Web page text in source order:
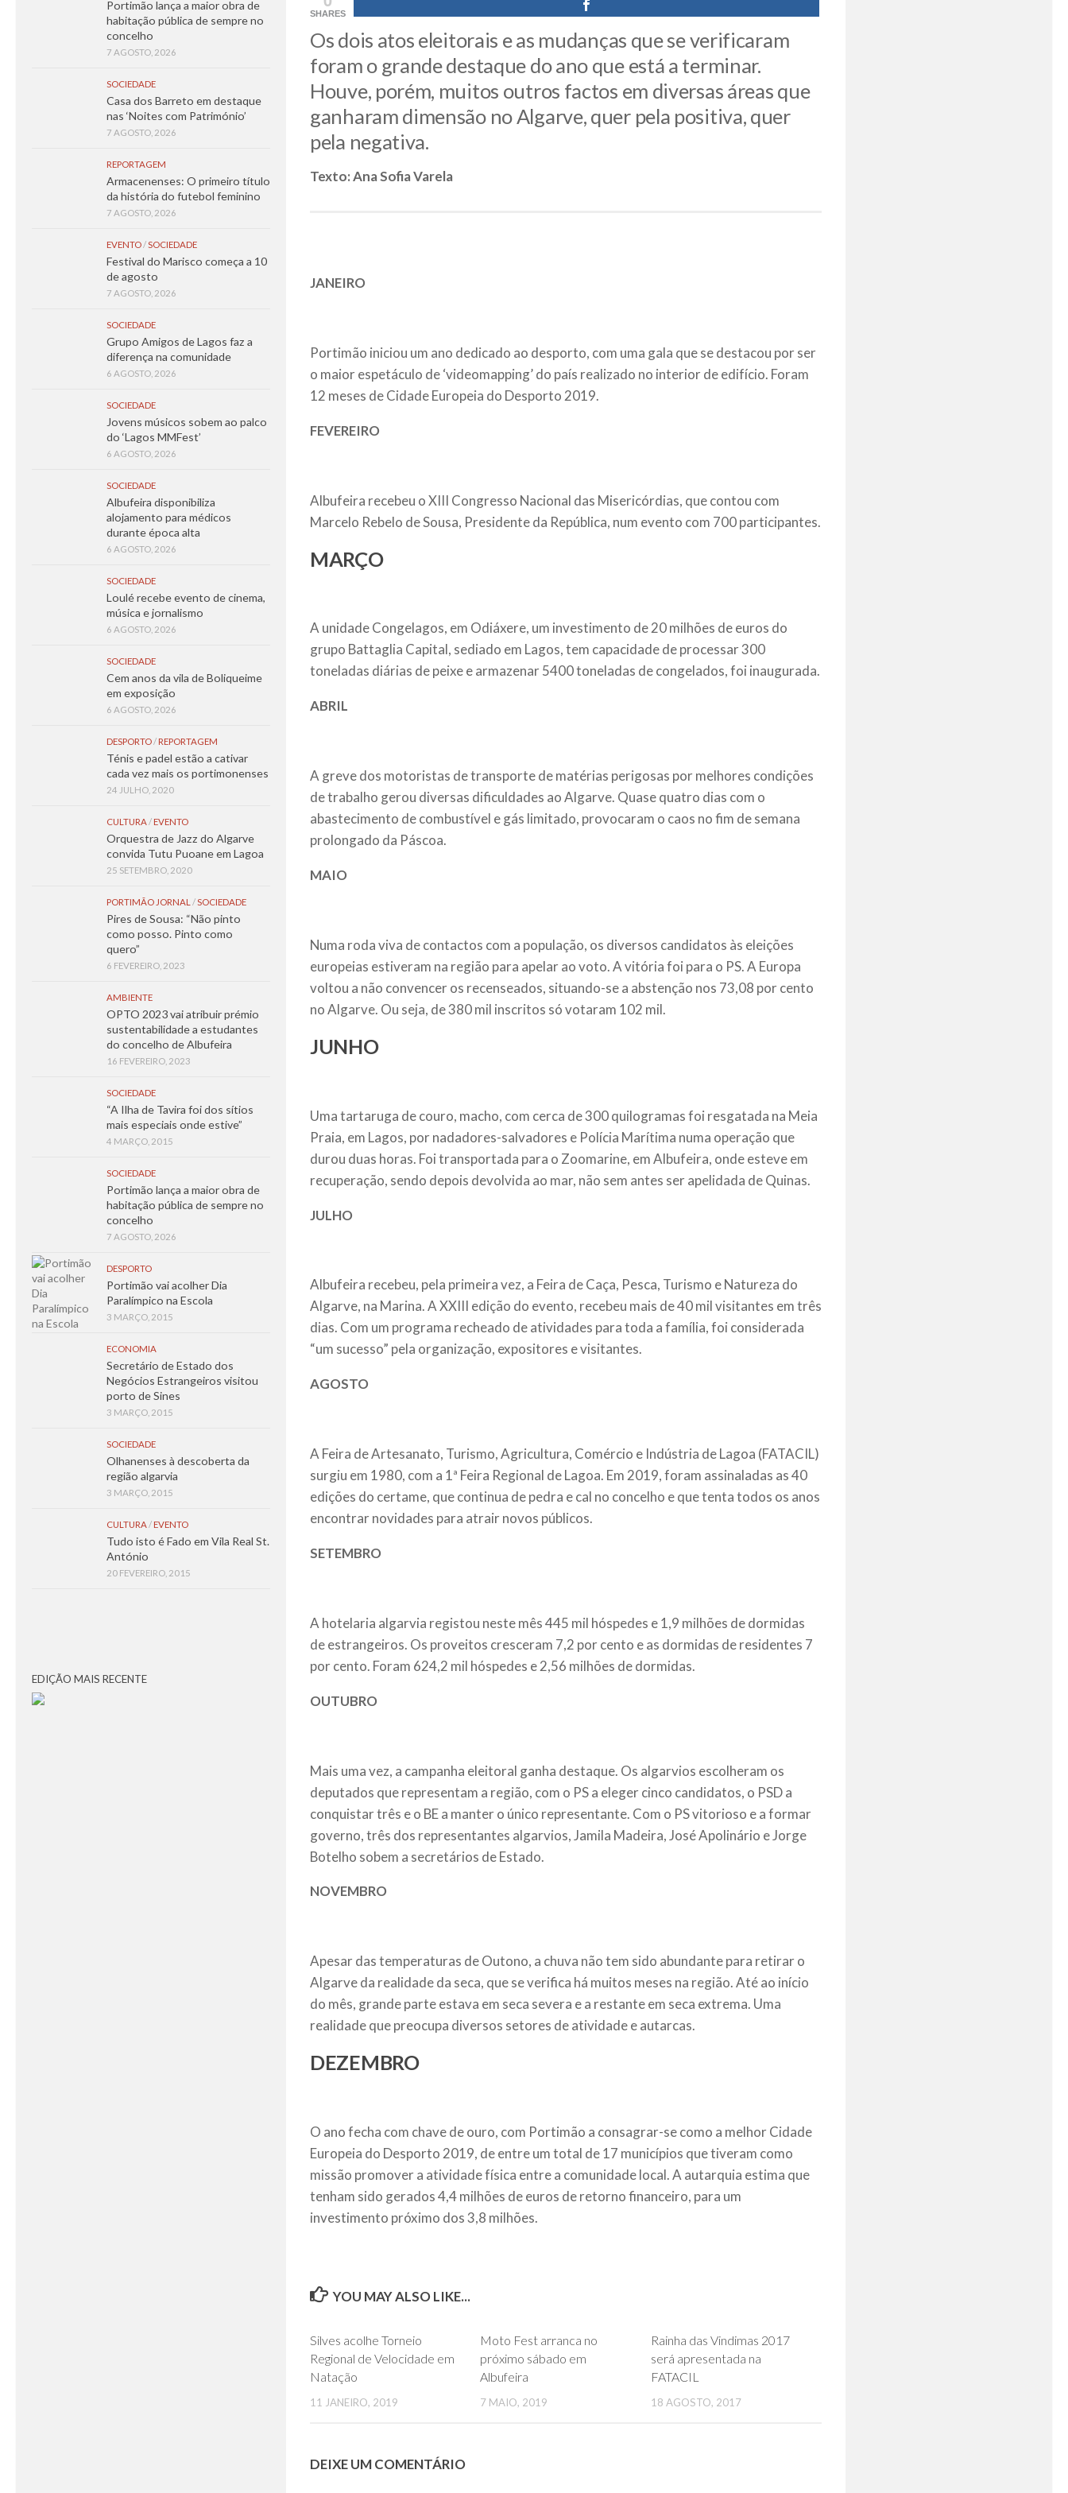
SHARES
Os dois atos eleitorais e as mudanças que se verificaram
foram o grande destaque do ano que está a terminar.
Houve, porém, muitos outros factos em diversas áreas que
ganharam dimensão no Algarve, quer pela positiva, quer
pela negativa.
Texto: Ana Sofia Varela
JANEIRO
Portimão iniciou um ano dedicado ao desporto, com uma gala que se destacou por ser
o maior espetáculo de ‘videomapping’ do país realizado no interior de edifício. Foram
12 meses de Cidade Europeia do Desporto 2019.
FEVEREIRO
Albufeira recebeu o XIII Congresso Nacional das Misericórdias, que contou com
Marcelo Rebelo de Sousa, Presidente da República, num evento com 700 participantes.
MARÇO
A unidade Congelagos, em Odiáxere, um investimento de 20 milhões de euros do
grupo Battaglia Capital, sediado em Lagos, tem capacidade de processar 300
toneladas diárias de peixe e armazenar 5400 toneladas de congelados, foi inaugurada.
ABRIL
A greve dos motoristas de transporte de matérias perigosas por melhores condições
de trabalho gerou diversas dificuldades ao Algarve. Quase quatro dias com o
abastecimento de combustível e gás limitado, provocaram o caos no fim de semana
prolongado da Páscoa.
MAIO
Numa roda viva de contactos com a população, os diversos candidatos às eleições
europeias estiveram na região para apelar ao voto. A vitória foi para o PS. A Europa
voltou a não convencer os recenseados, situando-se a abstenção nos 73,08 por cento
no Algarve. Ou seja, de 380 mil inscritos só votaram 102 mil.
JUNHO
Uma tartaruga de couro, macho, com cerca de 300 quilogramas foi resgatada na Meia
Praia, em Lagos, por nadadores-salvadores e Polícia Marítima numa operação que
durou duas horas. Foi transportada para o Zoomarine, em Albufeira, onde esteve em
recuperação, sendo depois devolvida ao mar, não sem antes ser apelidada de Quinas.
JULHO
Albufeira recebeu, pela primeira vez, a Feira de Caça, Pesca, Turismo e Natureza do
Algarve, na Marina. A XXIII edição do evento, recebeu mais de 40 mil visitantes em três
dias. Com um programa recheado de atividades para toda a família, foi considerada
“um sucesso” pela organização, expositores e visitantes.
AGOSTO
A Feira de Artesanato, Turismo, Agricultura, Comércio e Indústria de Lagoa (FATACIL)
surgiu em 1980, com a 1ª Feira Regional de Lagoa. Em 2019, foram assinaladas as 40
edições do certame, que continua de pedra e cal no concelho e que tenta todos os anos
encontrar novidades para atrair novos públicos.
SETEMBRO
A hotelaria algarvia registou neste mês 445 mil hóspedes e 1,9 milhões de dormidas
de estrangeiros. Os proveitos cresceram 7,2 por cento e as dormidas de residentes 7
por cento. Foram 624,2 mil hóspedes e 2,56 milhões de dormidas.
OUTUBRO
Mais uma vez, a campanha eleitoral ganha destaque. Os algarvios escolheram os
deputados que representam a região, com o PS a eleger cinco candidatos, o PSD a
conquistar três e o BE a manter o único representante. Com o PS vitorioso e a formar
governo, três dos representantes algarvios, Jamila Madeira, José Apolinário e Jorge
Botelho sobem a secretários de Estado.
NOVEMBRO
Apesar das temperaturas de Outono, a chuva não tem sido abundante para retirar o
Algarve da realidade da seca, que se verifica há muitos meses na região. Até ao início
do mês, grande parte estava em seca severa e a restante em seca extrema. Uma
realidade que preocupa diversos setores de atividade e autarcas.
DEZEMBRO
O ano fecha com chave de ouro, com Portimão a consagrar-se como a melhor Cidade
Europeia do Desporto 2019, de entre um total de 17 municípios que tiveram como
missão promover a atividade física entre a comunidade local. A autarquia estima que
tenham sido gerados 4,4 milhões de euros de retorno financeiro, para um
investimento próximo dos 3,8 milhões.
YOU MAY ALSO LIKE...
Silves acolhe Torneio
Regional de Velocidade em
Natação
11 JANEIRO, 2019
Moto Fest arranca no
próximo sábado em
Albufeira
7 MAIO, 2019
Rainha das Vindimas 2017
será apresentada na
FATACIL
18 AGOSTO, 2017
DEIXE UM COMENTÁRIO
Portimão lança a maior obra de
habitação pública de sempre no
concelho
7 AGOSTO, 2026
SOCIEDADE
Casa dos Barreto em destaque
nas ‘Noites com Património’
7 AGOSTO, 2026
REPORTAGEM
Armacenenses: O primeiro título
da história do futebol feminino
7 AGOSTO, 2026
EVENTO/SOCIEDADE
Festival do Marisco começa a 10
de agosto
7 AGOSTO, 2026
SOCIEDADE
Grupo Amigos de Lagos faz a
diferença na comunidade
6 AGOSTO, 2026
SOCIEDADE
Jovens músicos sobem ao palco
do ‘Lagos MMFest’
6 AGOSTO, 2026
SOCIEDADE
Albufeira disponibiliza
alojamento para médicos
durante época alta
6 AGOSTO, 2026
SOCIEDADE
Loulé recebe evento de cinema,
música e jornalismo
6 AGOSTO, 2026
SOCIEDADE
Cem anos da vila de Boliqueime
em exposição
6 AGOSTO, 2026
DESPORTO/ REPORTAGEM
Ténis e padel estão a cativar
cada vez mais os portimonenses
24 JULHO, 2020
CULTURA/ EVENTO
Orquestra de Jazz do Algarve
convida Tutu Puoane em Lagoa
25 SETEMBRO, 2020
PORTIMÃO JORNAL /SOCIEDADE
Pires de Sousa: “Não pinto
como posso. Pinto como
quero”
6 FEVEREIRO, 2023
AMBIENTE
OPTO 2023 vai atribuir prémio
sustentabilidade a estudantes
do concelho de Albufeira
16 FEVEREIRO, 2023
SOCIEDADE
“A Ilha de Tavira foi dos sítios
mais especiais onde estive”
4 MARÇO, 2015
SOCIEDADE
Portimão lança a maior obra de
habitação pública de sempre no
concelho
7 AGOSTO, 2026
DESPORTO
Portimão vai acolher Dia
Paralímpico na Escola
3 MARÇO, 2015
ECONOMIA
Secretário de Estado dos
Negócios Estrangeiros visitou
porto de Sines
3 MARÇO, 2015
SOCIEDADE
Olhanenses à descoberta da
região algarvia
3 MARÇO, 2015
CULTURA/ EVENTO
Tudo isto é Fado em Vila Real St.
António
20 FEVEREIRO, 2015
EDIÇÃO MAIS RECENTE